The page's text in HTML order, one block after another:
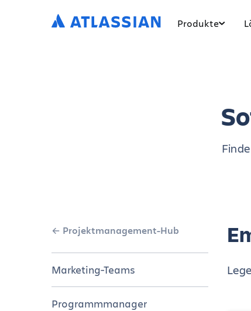
Produkte
Projektmanagement-Hub
Marketing-Teams
Programmmanager